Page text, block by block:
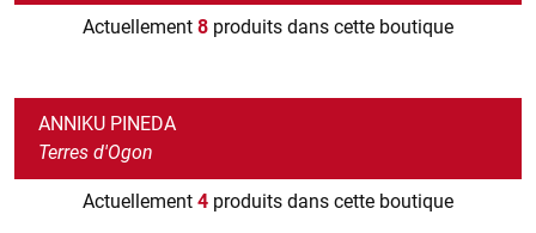
Actuellement 8 produits dans cette boutique
ANNIKU PINEDA
Terres d'Ogon
Actuellement 4 produits dans cette boutique